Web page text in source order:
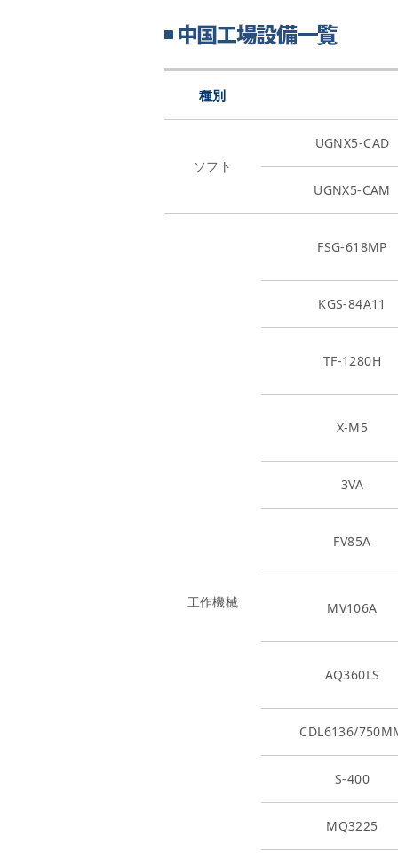
種別
ソフト
UGNX5-CAD
UGNX5-CAM
工作機械
FSG-618MP
KGS-84A11
TF-1280H
X-M5
3VA
FV85A
MV106A
AQ360LS
CDL6136/
S-400
MQ3225